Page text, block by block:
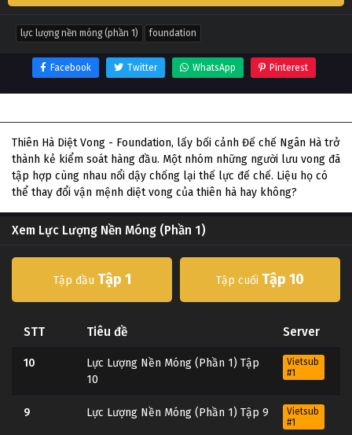
lực lượng nền móng (phần 1) foundation
Facebook Twitter WhatsApp Pinterest
Thiên Hà Diệt Vong - Foundation, lấy bối cảnh Đế chế Ngân Hà trở
thành kẻ kiểm soát hàng đầu. Một nhóm những người lưu vong đã
tập hợp cùng nhau nổi dậy chống lại thế lực đế chế. Liệu họ có
thể thay đổi vận mệnh diệt vong của thiên hà hay không?
Xem Lực Lượng Nền Móng (Phần 1)
Tập đầu Tập 1 Tập cuối Tập 10
STT Tiêu đề Server
10
Lực Lượng Nền Móng (Phần 1) Tập
10
Vietsub
#1
9 Lực Lượng Nền Móng (Phần 1) Tập 9
Vietsub
#1